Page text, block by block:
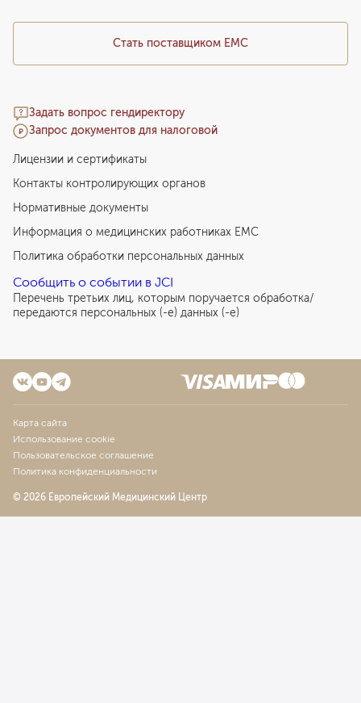
Стать поставщиком ЕМС
Задать вопрос гендиректору
Запрос документов для налоговой
Лицензии и сертификаты
Контакты контролирующих органов
Нормативные документы
Информация о медицинских работниках EMC
Политика обработки персональных данных
Сообщить о событии в JCI
Перечень третьих лиц, которым поручается обработка/
передаются персональных (-е) данных (-е)
Карта сайта
Использование cookie
Пользовательское соглашение
Политика конфиденциальности
© 2026 Европейский Медицинский Центр